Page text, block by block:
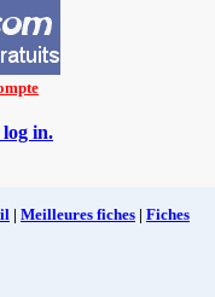
log in.
| Meilleures fiches | Fiches